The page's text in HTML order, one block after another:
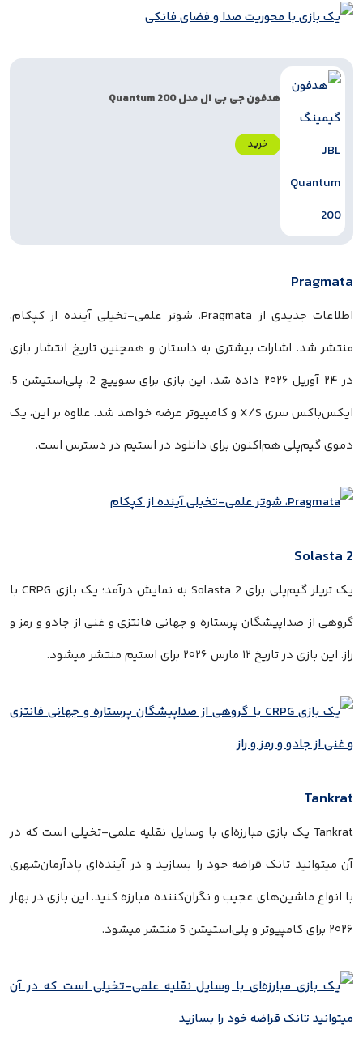
هدفون جی بی ال مدل Quantum 200
خرید
Pragmata
اطلاعات جدیدی از Pragmata، شوتر علمی-تخیلی آینده از کپکام،
منتشر شد. اشارات بیشتری به داستان و همچنین تاریخ انتشار بازی
در ۲۴ آوریل ۲۰۲۶ داده شد. این بازی برای سوییچ 2، پلی‌استیشن 5،
ایکس‌باکس سری X/S و کامپیوتر عرضه خواهد شد. علاوه بر این، یک
دموی گیم‌پلی هم‌اکنون برای دانلود در استیم در دسترس است.
Solasta 2
یک تریلر گیم‌پلی برای Solasta 2 به نمایش درآمد؛ یک بازی CRPG با
گروهی از صداپیشگان پرستاره و جهانی فانتزی و غنی از جادو و رمز و
راز. این بازی در تاریخ ۱۲ مارس ۲۰۲۶ برای استیم منتشر میشود.
Tankrat
Tankrat یک بازی مبارزه‌ای با وسایل نقلیه علمی-تخیلی است که در
آن میتوانید تانک قراضه خود را بسازید و در آینده‌ای پادآرمان‌شهری
با انواع ماشین‌های عجیب و نگران‌کننده مبارزه کنید. این بازی در بهار
۲۰۲۶ برای کامپیوتر و پلی‌استیشن 5 منتشر میشود.